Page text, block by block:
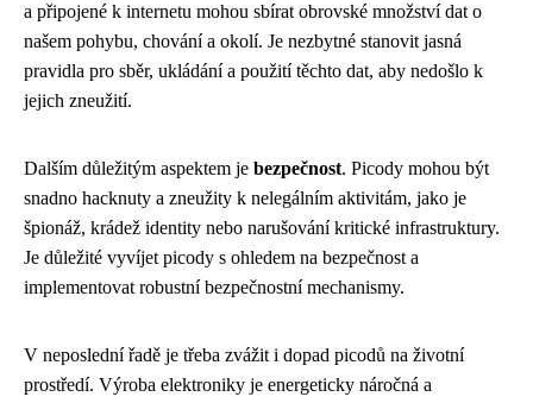
a připojené k internetu mohou sbírat obrovské množství dat o
našem pohybu, chování a okolí. Je nezbytné stanovit jasná
pravidla pro sběr, ukládání a použití těchto dat, aby nedošlo k
jejich zneužití.
Dalším důležitým aspektem je bezpečnost. Picody mohou být
snadno hacknuty a zneužity k nelegálním aktivitám, jako je
špionáž, krádež identity nebo narušování kritické infrastruktury.
Je důležité vyvíjet picody s ohledem na bezpečnost a
implementovat robustní bezpečnostní mechanismy.
V neposlední řadě je třeba zvážit i dopad picodů na životní
prostředí. Výroba elektroniky je energeticky náročná a